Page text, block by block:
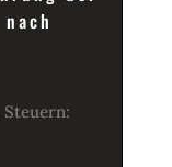
Steuern: